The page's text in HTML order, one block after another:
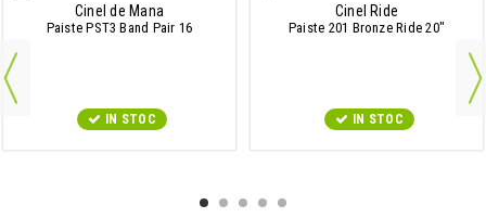
Cinel de Mana
Paiste PST3 Band Pair 16
IN STOC
Cinel Ride
Paiste 201 Bronze Ride 20"
IN STOC